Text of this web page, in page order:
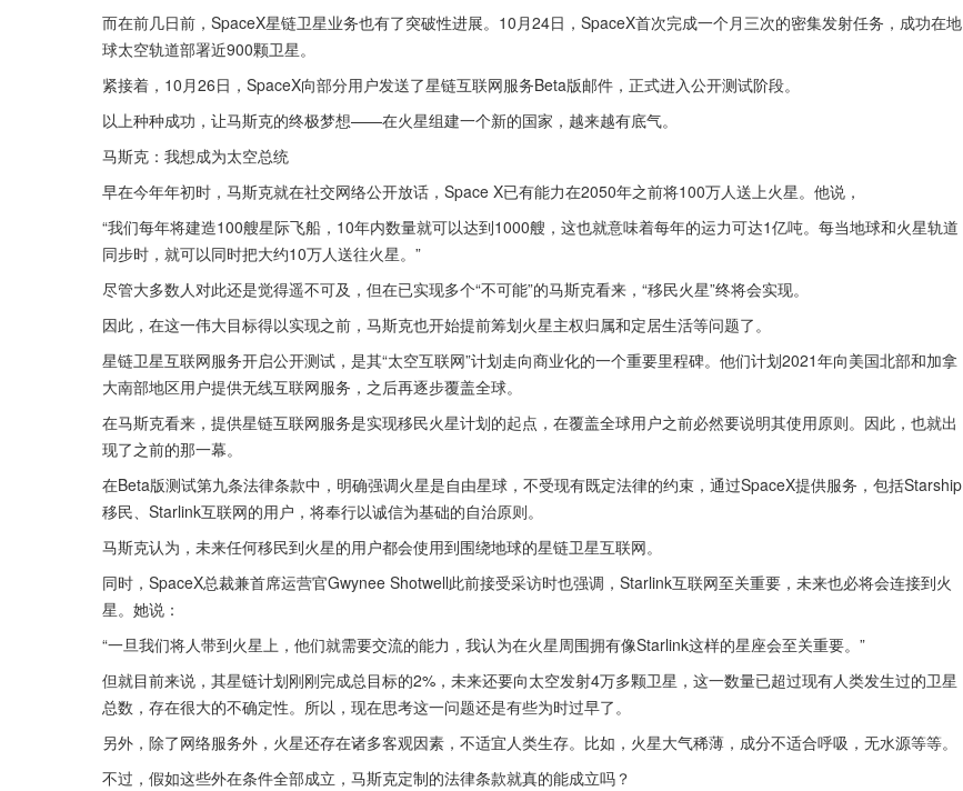
而在前几日前，SpaceX星链卫星业务也有了突破性进展。10月24日，SpaceX首次完成一个月三次的密集发射任务，成功在地
球太空轨道部署近900颗卫星。
紧接着，10月26日，SpaceX向部分用户发送了星链互联网服务Beta版邮件，正式进入公开测试阶段。
以上种种成功，让马斯克的终极梦想——在火星组建一个新的国家，越来越有底气。
马斯克：我想成为太空总统
早在今年年初时，马斯克就在社交网络公开放话，Space X已有能力在2050年之前将100万人送上火星。他说，
“我们每年将建造100艘星际飞船，10年内数量就可以达到1000艘，这也就意味着每年的运力可达1亿吨。每当地球和火星轨道
同步时，就可以同时把大约10万人送往火星。”
尽管大多数人对此还是觉得遥不可及，但在已实现多个“不可能”的马斯克看来，“移民火星”终将会实现。
因此，在这一伟大目标得以实现之前，马斯克也开始提前筹划火星主权归属和定居生活等问题了。
星链卫星互联网服务开启公开测试，是其“太空互联网”计划走向商业化的一个重要里程碑。他们计划2021年向美国北部和加拿
大南部地区用户提供无线互联网服务，之后再逐步覆盖全球。
在马斯克看来，提供星链互联网服务是实现移民火星计划的起点，在覆盖全球用户之前必然要说明其使用原则。因此，也就出
现了之前的那一幕。
在Beta版测试第九条法律条款中，明确强调火星是自由星球，不受现有既定法律的约束，通过SpaceX提供服务，包括Starship
移民、Starlink互联网的用户，将奉行以诚信为基础的自治原则。
马斯克认为，未来任何移民到火星的用户都会使用到围绕地球的星链卫星互联网。
同时，SpaceX总裁兼首席运营官Gwynee Shotwell此前接受采访时也强调，Starlink互联网至关重要，未来也必将会连接到火
星。她说：
“一旦我们将人带到火星上，他们就需要交流的能力，我认为在火星周围拥有像Starlink这样的星座会至关重要。”
但就目前来说，其星链计划刚刚完成总目标的2%，未来还要向太空发射4万多颗卫星，这一数量已超过现有人类发生过的卫星
总数，存在很大的不确定性。所以，现在思考这一问题还是有些为时过早了。
另外，除了网络服务外，火星还存在诸多客观因素，不适宜人类生存。比如，火星大气稀薄，成分不适合呼吸，无水源等等。
不过，假如这些外在条件全部成立，马斯克定制的法律条款就真的能成立吗？